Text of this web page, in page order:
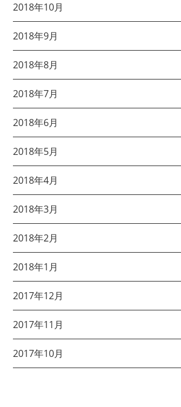
2018年10月
2018年9月
2018年8月
2018年7月
2018年6月
2018年5月
2018年4月
2018年3月
2018年2月
2018年1月
2017年12月
2017年11月
2017年10月